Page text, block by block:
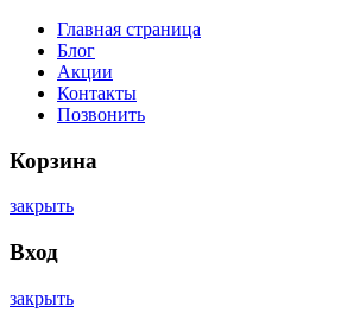
Главная страница
Блог
Акции
Контакты
Позвонить
Корзина
закрыть
Вход
закрыть